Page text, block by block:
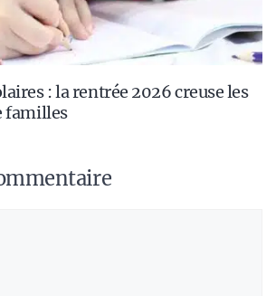
: la rentrée 2026 creuse les
familles